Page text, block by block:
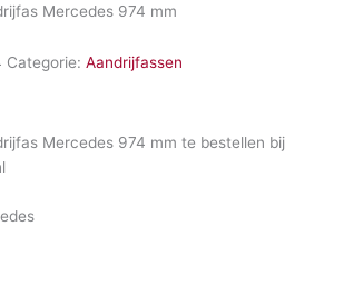
Mercedes 974 mm
Categorie: Aandrijfassen
Mercedes 974 mm te bestellen bij